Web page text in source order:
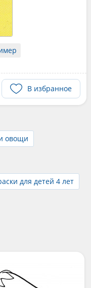
В избранное
овощи
для детей 4 лет